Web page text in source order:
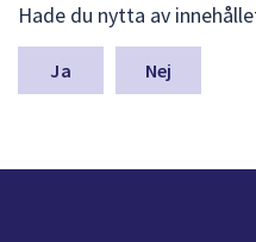
ä
m
a
n
Hade du nytta av
Nej